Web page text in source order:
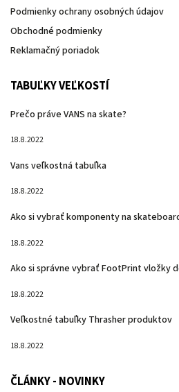
Podmienky ochrany osobných údajov
Obchodné podmienky
Reklamačný poriadok
TABUĽKY VEĽKOSTÍ
Prečo práve VANS na skate?
18.8.2022
Vans veľkostná tabuľka
18.8.2022
Ako si vybrať komponenty na
18.8.2022
Ako si správne vybrať FootPrint vložky
18.8.2022
Veľkostné tabuľky Thrasher produktov
18.8.2022
ČLÁNKY - NOVINKY